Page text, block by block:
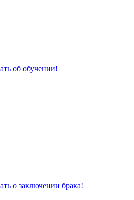
об обучении!
о заключении брака!